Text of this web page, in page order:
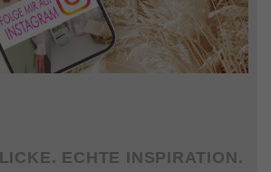
ECHTE INSPIRATION.